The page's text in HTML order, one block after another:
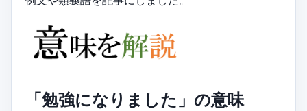
「勉強になりました」の意味